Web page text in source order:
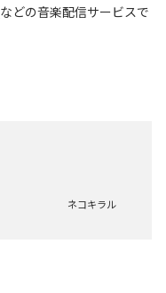
などの音楽配信サービスで
ネコキラル